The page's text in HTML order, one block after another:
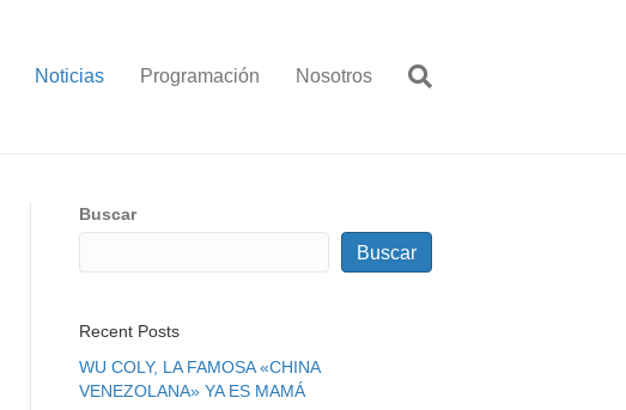
Noticias Programación Nosotros
Buscar
Buscar
Recent Posts
WU COLY, LA FAMOSA «CHINA
VENEZOLANA» YA ES MAMÁ